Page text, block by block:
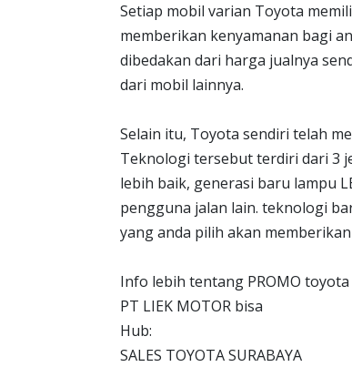
Setiap mobil varian Toyota
memberikan kenyamanan bagi
dibedakan dari harga jualnya
dari mobil lainnya.
Selain itu, Toyota sendiri telah
Teknologi tersebut terdiri dari 3
lebih baik, generasi baru lampu
pengguna jalan lain. teknologi
yang anda pilih akan
Info lebih tentang PROMO toyota
PT LIEK MOTOR bisa
Hub:
SALES TOYOTA SURABAYA